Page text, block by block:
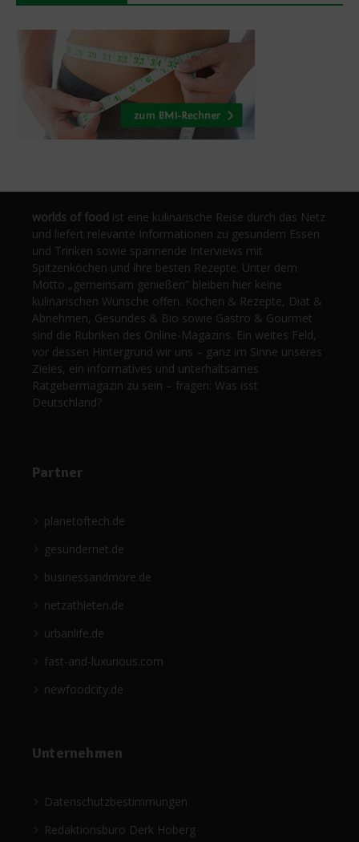
worlds of food ist eine kulinarische Reise durch das Netz
und liefert relevante Informationen zu gesundem Essen
und Trinken sowie spannende Interviews mit
Spitzenköchen und ihre besten Rezepte. Unter dem
Motto „gemeinsam genießen“ bleiben hier keine
kulinarischen Wünsche offen. Kochen & Rezepte, Diät &
Abnehmen, Gesundes & Bio sowie Gastro & Gourmet
sind die Rubriken des Online-Magazins. Ein weites Feld,
vor dessen Hintergrund wir uns – ganz im Sinne unseres
Zieles, ein informatives und unterhaltsames
Ratgebermagazin zu sein – fragen: Was isst
Deutschland?
Partner
planetoftech.de
gesündernet.de
businessandmore.de
netzathleten.de
urbanlife.de
fast-and-luxurious.com
newfoodcity.de
Unternehmen
Datenschutzbestimmungen
Redaktionsbüro Derk Hoberg